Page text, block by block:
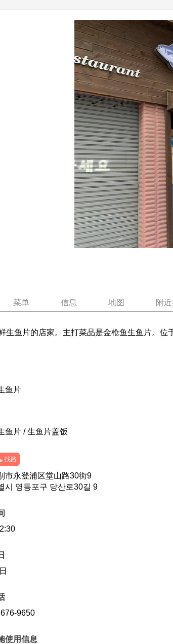
菜单 信息 地图 附
生鱼片的店家。主打菜品是金枪鱼生鱼片。位
鱼片
鱼片 / 生鱼片盖饭
找路
市永登浦区堂山路30街9
시 영등포구 당산로30길 9
9650
使用信息